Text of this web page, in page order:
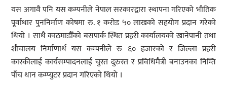
यस अगावै पनि यस कम्पनीले नेपाल सरकारद्वारा स्थापना गरिएको भौतिक
पूर्वाधार पुननिर्माण कोषमा रु. १ करोड ५० लाखको सहयोग प्रदान गरेको
थियो । साथै काठमाडौँको बसपार्क स्थित प्रहरी कार्यालयको खानेपानी तथा
शौचालय निर्माणार्थ यस कम्पनीले रु ६० हजारको र जिल्ला प्रहरी
कास्कीलाई कार्यसम्पादनलाई चुस्त दुरुस्त र प्रविधिमैत्री बनाउनका निम्ति
पाँच थान कम्प्युटर प्रदान गरिएको थियो ।